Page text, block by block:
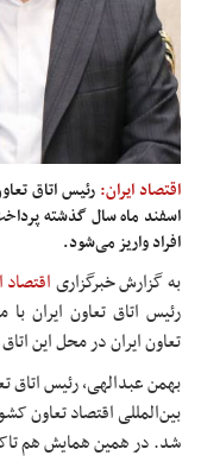
اقتصاد ایران:
اسفند ماه سال گذشته
افراد واریز می‌شود.
به گزارش خبرگزاریاقتصاد
رئیس اتاق تعاون ایران
تعاون ایران در محل این
بهمن عبدالهی، رئیس
شد. در همین همایش هم